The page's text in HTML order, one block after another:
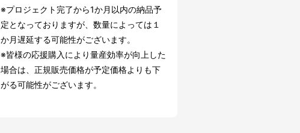
※プロジェクト完了から1か月以内の納品予
定となっておりますが、数量によっては１
か月遅延する可能性がございます。
※皆様の応援購入により量産効率が向上した
場合は、正規販売価格が予定価格よりも下
がる可能性がございます。